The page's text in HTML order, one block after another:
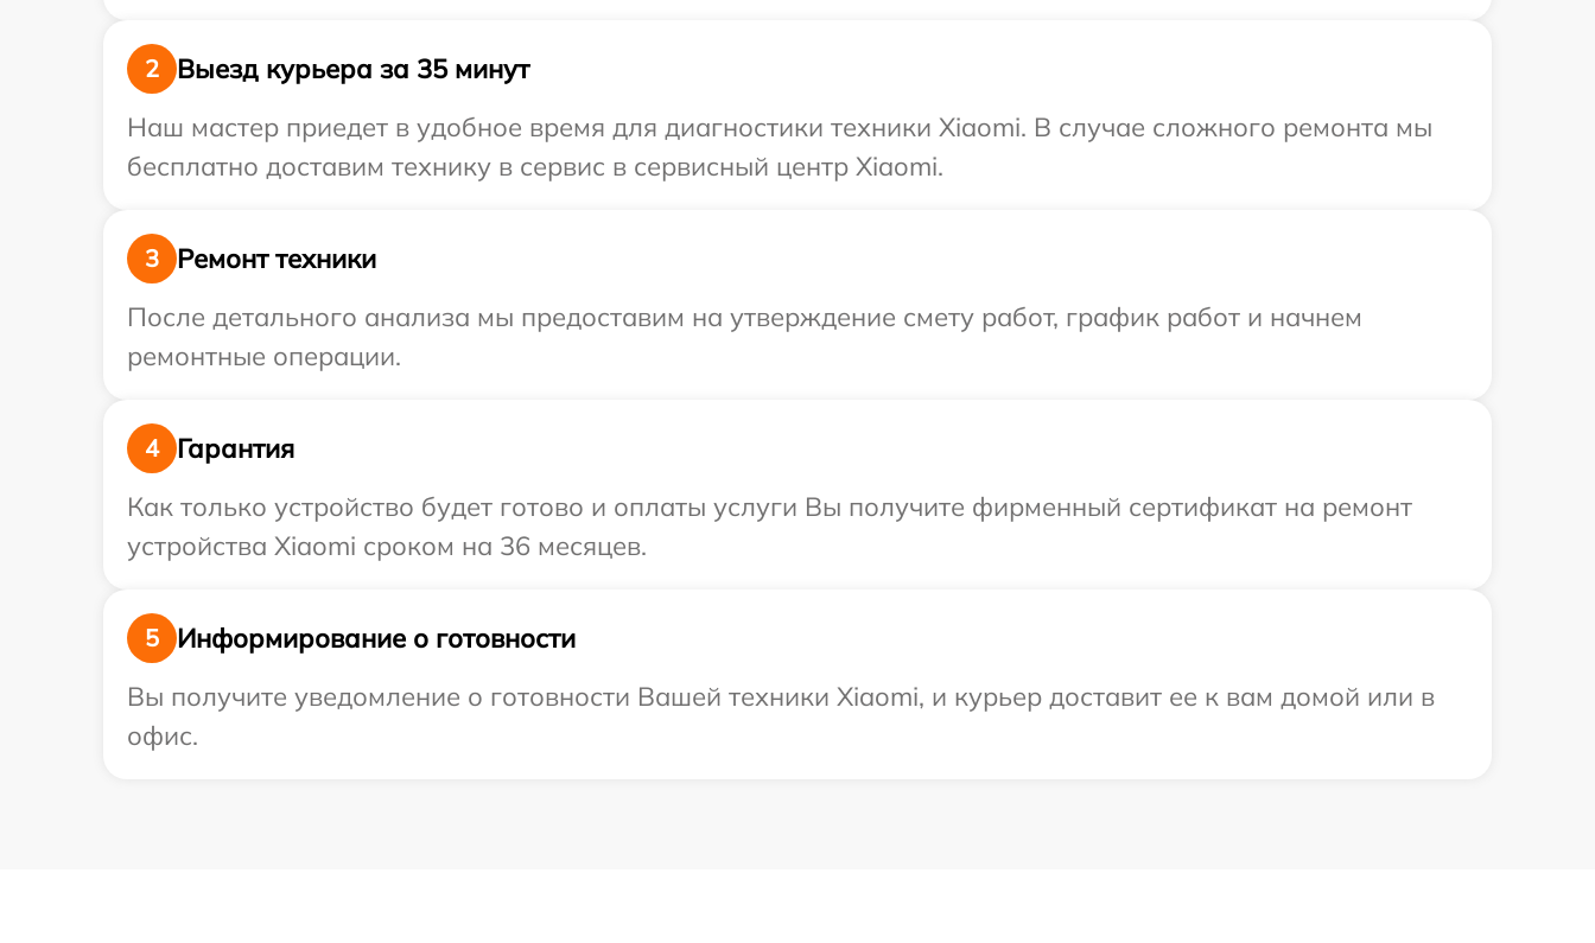
2
Выезд курьера за 35 минут
Наш мастер приедет в удобное время для диагностики техники Xiaomi. В случае сложного ремонта мы
бесплатно доставим технику в сервис в сервисный центр Xiaomi.
3
Ремонт техники
После детального анализа мы предоставим на утверждение смету работ, график работ и начнем
ремонтные операции.
4
Гарантия
Как только устройство будет готово и оплаты услуги Вы получите фирменный сертификат на ремонт
устройства Xiaomi сроком на 36 месяцев.
5
Информирование о готовности
Вы получите уведомление о готовности Вашей техники Xiaomi, и курьер доставит ее к вам домой или в
офис.